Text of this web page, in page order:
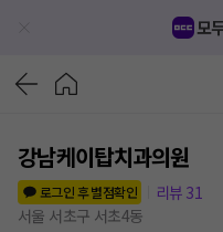
모
강남케이탑치과의원
로그인 후 별점확인
리뷰 31
서울 서초구 서초4동